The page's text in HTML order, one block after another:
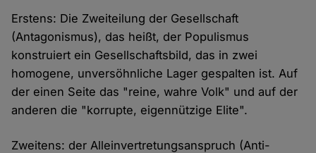
Erstens: Die Zweiteilung der Gesellschaft
(Antagonismus), das heißt, der Populismus
konstruiert ein Gesellschaftsbild, das in zwei
homogene, unversöhnliche Lager gespalten ist. Auf
der einen Seite das "reine, wahre Volk" und auf der
anderen die "korrupte, eigennützige Elite".
Zweitens: der Alleinvertretungsanspruch (Anti-